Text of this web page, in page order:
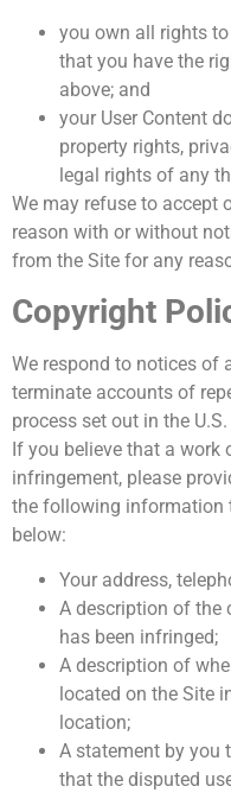
you own all rights to
that you have the
above; and
your User Content
property rights,
legal rights of any
We may refuse to accept
reason with or without
from the Site for any
Copyright
We respond to notices of
terminate accounts of
process set out in the
If you believe that a work
infringement, please
the following information
below:
Your address,
A description of the
has been infringed;
A description of
located on the Site
location;
A statement by you
that the disputed